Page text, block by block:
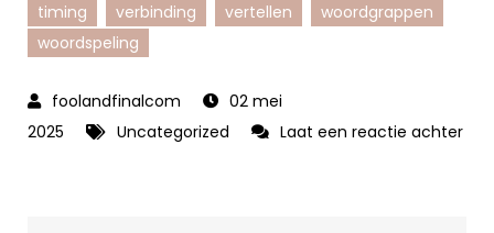
timing
verbinding vertellen
woordgrappen
woordspeling
02 mei
2025
Uncategorized
Laat een reactie achter